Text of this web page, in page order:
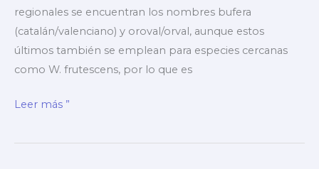
regionales se encuentran los nombres bufera
(catalán/valenciano) y oroval/orval, aunque estos
últimos también se emplean para especies cercanas
como W. frutescens, por lo que es
▶️
qué
Leer más ”